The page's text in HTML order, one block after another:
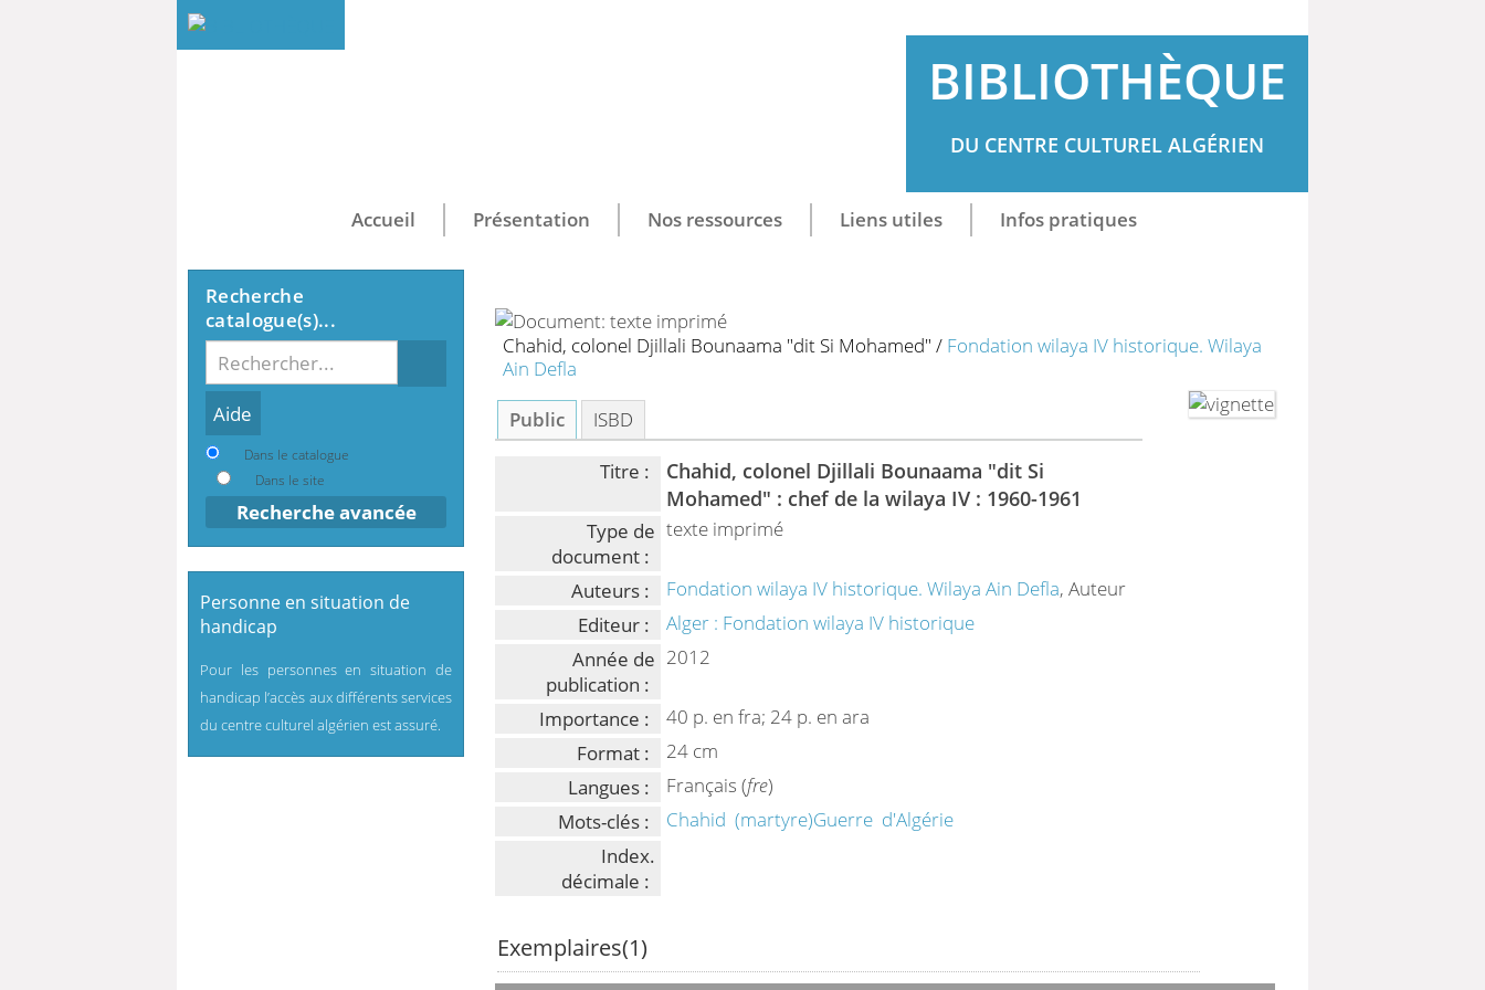
BIBLIOTHÈQUE
DU CENTRE CULTUREL ALGÉRIEN
Accueil Présentation Nos ressources Liens utiles Infos pratiques
Chahid, colonel Djillali Bounaama "dit Si Mohamed" / Fondation wilaya IV historique. Wilaya
Ain Defla
Public
ISBD
Titre :
Chahid, colonel Djillali Bounaama "dit Si
Mohamed" : chef de la wilaya IV : 1960-1961
Type de
document :
texte imprimé
Auteurs : Fondation wilaya IV historique. Wilaya Ain Defla, Auteur
Editeur :
Alger : Fondation wilaya IV historique
Année de
publication :
2012
Importance :
40 p. en fra; 24 p. en ara
Format :
24 cm
Langues :
Français (fre)
Mots-clés :
Chahid (martyre)Guerre d'Algérie
Index.
décimale :
Exemplaires(1)
Recherche
catalogue(s)...
Dans le catalogue
Dans le site
Recherche avancée
Personne en situation de
handicap
Pour les personnes en situation de
handicap l’accès aux différents services
du centre culturel algérien est assuré.